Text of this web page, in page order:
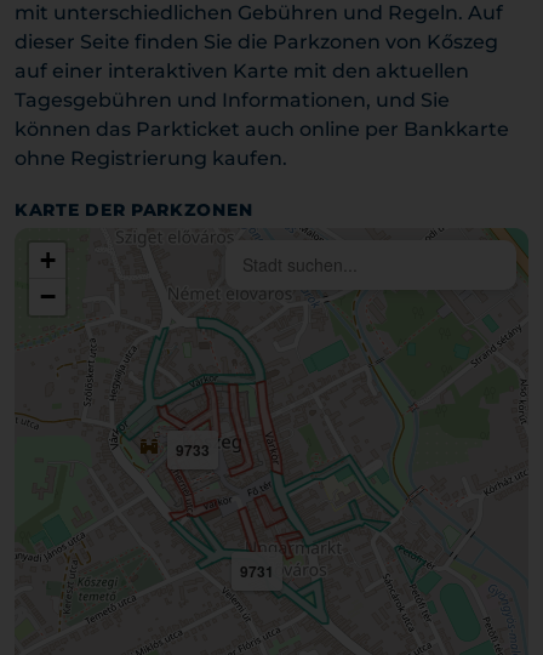
mit unterschiedlichen Gebühren und Regeln. Auf
dieser Seite finden Sie die Parkzonen von Kőszeg
auf einer interaktiven Karte mit den aktuellen
Tagesgebühren und Informationen, und Sie
können das Parkticket auch online per Bankkarte
ohne Registrierung kaufen.
KARTE DER PARKZONEN
9731
9733
+
−